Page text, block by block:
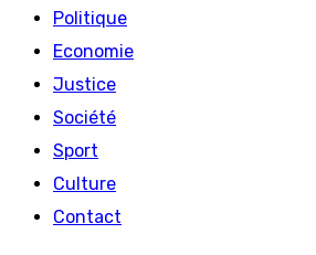
Politique
Economie
Justice
Société
Sport
Culture
Contact